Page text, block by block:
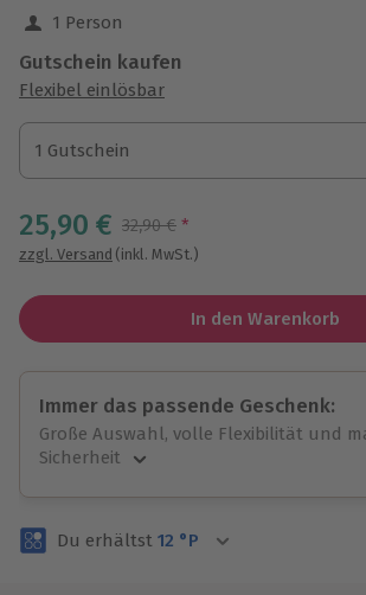
1 Person
Gutschein kaufen
Flexibel einlösbar
1 Gutschein
1 Gutschein
1 Gutschein
25,90 € Streichpreis
32,90 € *
zzgl. Versand (inkl. MwSt.)
In den Warenkorb
Immer das passende Geschenk:
Große Auswahl, volle Flexibilität und
Sicherheit
Volle Flexibilität
Du erhältst 12 °P